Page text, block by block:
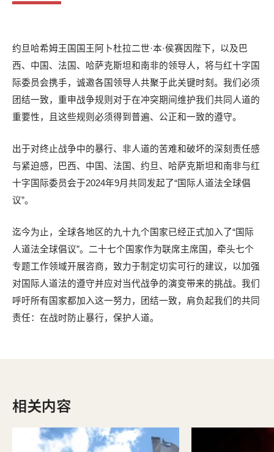
约旦哈希姆王国国王阿卜杜拉二世·本·侯赛因陛下，以及巴
西、中国、法国、哈萨克斯坦和南非的领导人，将与红十字国
际委员会携手，诚邀各国领导人共聚于此关键时刻。我们必须
团结一致，重申战争规则对于在冲突期间维护我们共同人道的
重要性，且这些规则必须得到普遍、公正和一致的遵守。
出于对终止战争中的暴行、非人道的苦难和破坏的深刻责任感
与紧迫感，巴西、中国、法国、约旦、哈萨克斯坦和南非与红
十字国际委员会于2024年9月共同发起了“国际人道法全球倡
议”。
迄今为止，全球各地区的九十九个国家已经正式加入了“国际
人道法全球倡议”。二十七个国家作为联席主席国，牵头七个
专题工作领域开展咨商，致力于制定切实可行的建议，以加强
对国际人道法的遵守并应对当代战争的演变带来的挑战。我们
呼吁所有国家都加入这一努力，团结一致，肩负起我们的共同
责任：在战时防止暴行，保护人道。
相关内容